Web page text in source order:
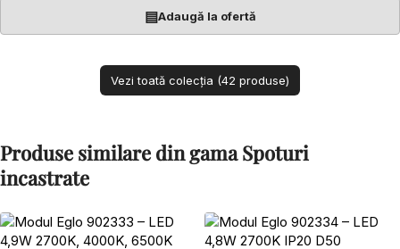
▤Adaugă la ofertă
Vezi toată colecția (42 produse)
Produse similare din gama Spoturi
incastrate